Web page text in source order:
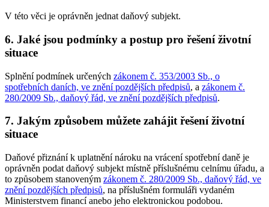
V této věci je oprávněn jednat daňový subjekt.
6. Jaké jsou podmínky a postup pro řešení životní
situace
Splnění podmínek určených zákonem č. 353/2003 Sb., o
spotřebních daních, ve znění pozdějších předpisů, a zákonem č.
280/2009 Sb., daňový řád, ve znění pozdějších předpisů.
7. Jakým způsobem můžete zahájit řešení životní
situace
Daňové přiznání k uplatnění nároku na vrácení spotřební daně je
oprávněn podat daňový subjekt místně příslušnému celnímu úřadu, a
to způsobem stanoveným zákonem č. 280/2009 Sb., daňový řád, ve
znění pozdějších předpisů, na příslušném formuláři vydaném
Ministerstvem financí anebo jeho elektronickou podobou.